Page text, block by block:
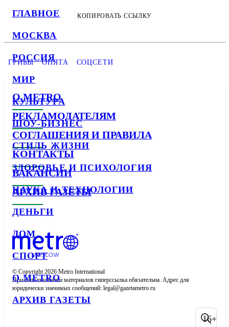
ГЛАВНОЕ
МОСКВА
РОССИЯ
МИР
КУЛЬТУРА
ШОУ-БИЗНЕС
СТИЛЬ ЖИЗНИ
ЗДОРОВЬЕ И ПСИХОЛОГИЯ
НАУКА И ТЕХНОЛОГИИ
ДЕНЬГИ
ДОМ
СПОРТ
О METRO
АРХИВ ГАЗЕТЫ
КОПИРОВАТЬ ССЫЛКУ
ГРИБЫ ОПЯТА СОЦСЕТИ
О METRO
РЕКЛАМОДАТЕЛЯМ
СОГЛАШЕНИЯ И ПРАВИЛА
КОНТАКТЫ
ВАКАНСИИ
АРХИВ ГАЗЕТЫ
© Copyright 2026 Metro International
При использовании материалов гиперссылка обязательна. Адрес для
юридически значимых сообщений:
16+